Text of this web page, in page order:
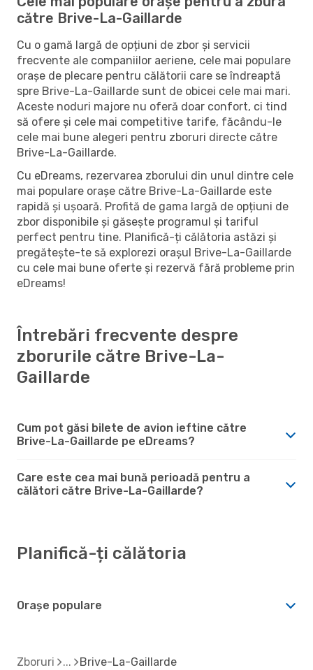
către Brive-La-Gaillarde
Cu o gamă largă de opțiuni de zbor și servicii
frecvente ale companiilor aeriene, cele mai populare
orașe de plecare pentru călătorii care se îndreaptă
spre Brive-La-Gaillarde sunt de obicei cele mai mari.
Aceste noduri majore nu oferă doar confort, ci tind
să ofere și cele mai competitive tarife, făcându-le
cele mai bune alegeri pentru zboruri directe către
Brive-La-Gaillarde.
Cu eDreams, rezervarea zborului din unul dintre cele
mai populare orașe către Brive-La-Gaillarde este
rapidă și ușoară. Profită de gama largă de opțiuni de
zbor disponibile și găsește programul și tariful
perfect pentru tine. Planifică-ți călătoria astăzi și
pregătește-te să explorezi orașul Brive-La-Gaillarde
cu cele mai bune oferte și rezervă fără probleme prin
eDreams!
Întrebări frecvente despre
zborurile către Brive-La-
Gaillarde
Cum pot găsi bilete de avion ieftine către
Brive-La-Gaillarde pe eDreams?
Care este cea mai bună perioadă pentru a
călători către Brive-La-Gaillarde?
Planifică-ți călătoria
Orașe populare
Zboruri Brive-La-Gaillarde